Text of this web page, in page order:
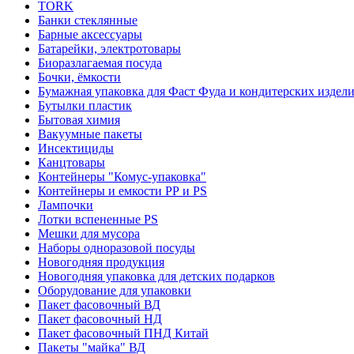
TORK
Банки стеклянные
Барные аксессуары
Батарейки, электротовары
Биоразлагаемая посуда
Бочки, ёмкости
Бумажная упаковка для Фаст Фуда и кондитерских
Бутылки пластик
Бытовая химия
Вакуумные пакеты
Инсектициды
Канцтовары
Контейнеры "Комус-упаковка"
Контейнеры и емкости РР и PS
Лампочки
Лотки вспененные PS
Мешки для мусора
Наборы одноразовой посуды
Новогодняя продукция
Новогодняя упаковка для детских подарков
Оборудование для упаковки
Пакет фасовочный ВД
Пакет фасовочный НД
Пакет фасовочный ПНД Китай
Пакеты "майка" ВД